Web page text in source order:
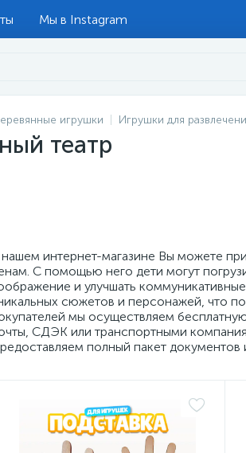
Мы в Instagram
игрушки Игрушки для
театр
интернет-магазине Вы можете
С помощью него дети могут
и улучшать
сюжетов и персонажей, что
мы осуществляем
СДЭК или транспортными
полный пакет документов